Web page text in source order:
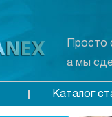
Просто
а мы
Каталог